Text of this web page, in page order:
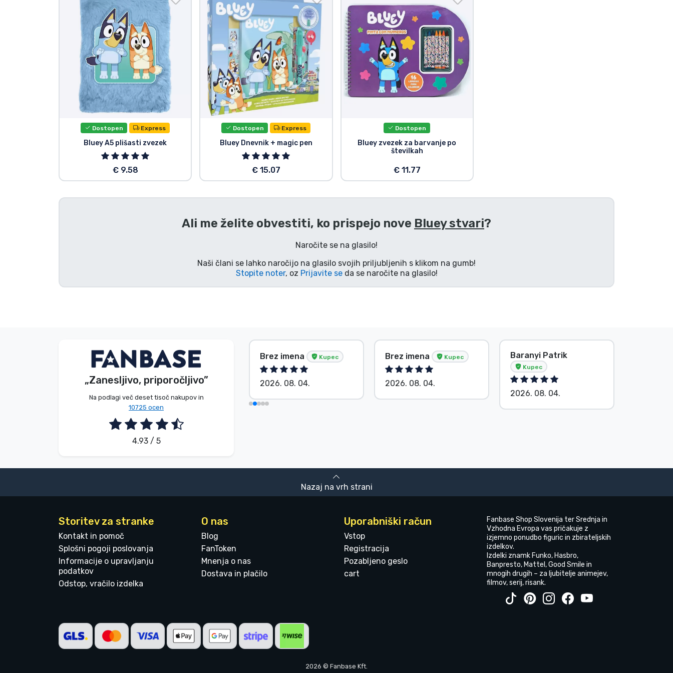
Dostopen Express
Bluey A5 plišasti zvezek
€ 9.58
Dostopen Express
Bluey Dnevnik + magic pen
€ 15.07
Dostopen
Bluey zvezek za barvanje po
številkah
€ 11.77
Ali me želite obvestiti, ko prispejo nove Bluey stvari?
Naročite se na glasilo!
Naši člani se lahko naročijo na glasilo svojih priljubljenih s klikom na gumb!
Stopite noter, oz Prijavite seda se naročite na glasilo!
„Zanesljivo, priporočljivo”
Na podlagi več deset tisoč nakupov in
10725 ocen
4.93 / 5
Brez imena Kupec
2026. 08. 05.
Brez imena Kupec
2026. 08. 04.
Brez imena Kupec
2026. 08. 04.
Baranyi Patrik
Kupec
2026. 08. 04.
Nazaj na vrh strani
Storitev za stranke
Kontakt in pomoč
Splošni pogoji poslovanja
Informacije o upravljanju
podatkov
Odstop, vračilo izdelka
O nas
Blog
FanToken
Mnenja o nas
Dostava in plačilo
Uporabniški račun
Vstop
Registracija
Pozabljeno geslo
cart
Fanbase Shop Slovenija ter Srednja in
Vzhodna Evropa vas pričakuje z
izjemno ponudbo figuric in zbirateljskih
izdelkov.
Izdelki znamk Funko, Hasbro,
Banpresto, Mattel, Good Smile in
mnogih drugih – za ljubitelje animejev,
filmov, serij, risank.
2026 © Fanbase Kft.
Tv serijske izdelki
Filmske izdelki
Anime izdelki
Gamer izdelki